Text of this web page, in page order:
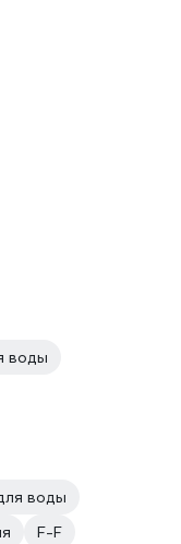
воды
воды
F-F